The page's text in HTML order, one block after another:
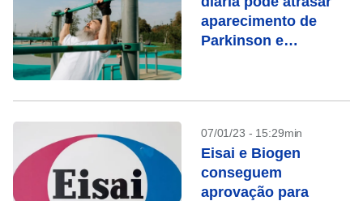
aparecimento de
Parkinson e
07/01/23 - 15:29min
Eisai e Biogen
conseguem
aprovação para